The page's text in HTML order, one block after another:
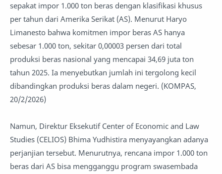
sepakat impor 1.000 ton beras dengan klasifikasi khusus
per tahun dari Amerika Serikat (AS). Menurut Haryo
Limanesto bahwa komitmen impor beras AS hanya
sebesar 1.000 ton, sekitar 0,00003 persen dari total
produksi beras nasional yang mencapai 34,69 juta ton
tahun 2025. Ia menyebutkan jumlah ini tergolong kecil
dibandingkan produksi beras dalam negeri. (KOMPAS,
20/2/2026)
Namun, Direktur Eksekutif Center of Economic and Law
Studies (CELIOS) Bhima Yudhistira menyayangkan adanya
perjanjian tersebut. Menurutnya, rencana impor 1.000 ton
beras dari AS bisa mengganggu program swasembada